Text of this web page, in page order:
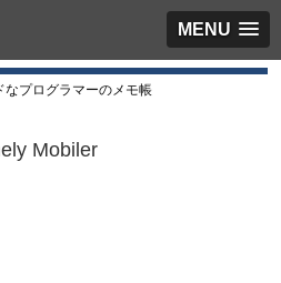
MENU
なプログラマーのメモ帳
Mobiler